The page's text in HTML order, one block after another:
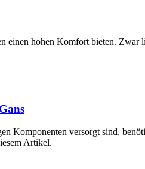
einen hohen Komfort bieten.
Komponenten versorgt sind,
Artikel.